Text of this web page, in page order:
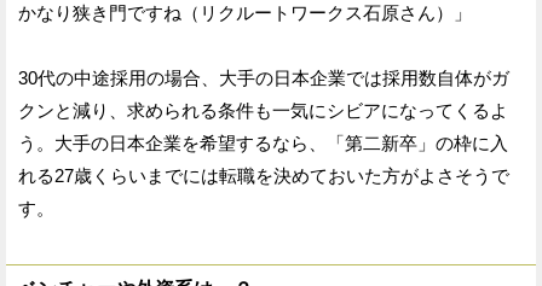
かなり狭き門ですね（リクルートワークス石原さん）」
30代の中途採用の場合、大手の日本企業では採用数自体がガ
クンと減り、求められる条件も一気にシビアになってくるよ
う。大手の日本企業を希望するなら、「第二新卒」の枠に入
れる27歳くらいまでには転職を決めておいた方がよさそうで
す。